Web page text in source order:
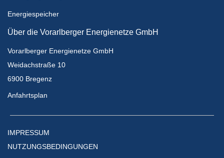
Energiespeicher
Über die Vorarlberger Energienetze GmbH
Vorarlberger Energienetze GmbH
Weidachstraße 10
6900 Bregenz
Anfahrtsplan
IMPRESSUM
NUTZUNGSBEDINGUNGEN